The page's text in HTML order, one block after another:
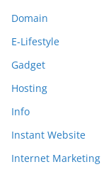
Domain
E-Lifestyle
Gadget
Hosting
Info
Instant Website
Internet Marketing